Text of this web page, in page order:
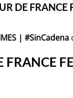
DE
| #SinCadena
FRANCE